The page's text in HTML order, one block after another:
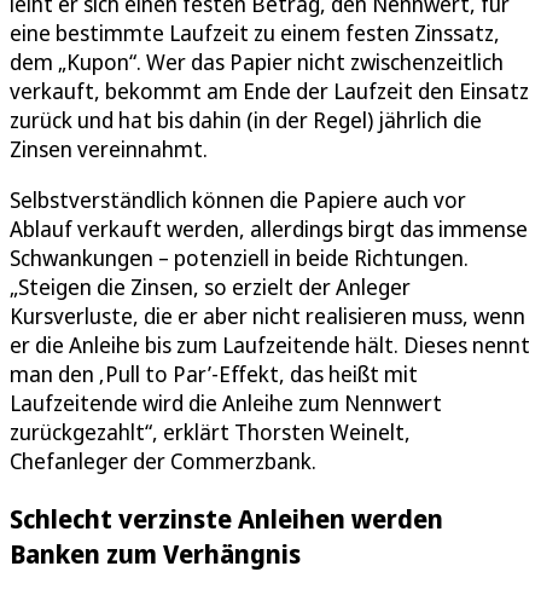
eine bestimmte Laufzeit zu einem festen Zinssatz,
dem „Kupon“. Wer das Papier nicht zwischenzeitlich
verkauft, bekommt am Ende der Laufzeit den Einsatz
zurück und hat bis dahin (in der Regel) jährlich die
Zinsen vereinnahmt.
Selbstverständlich können die Papiere auch vor
Ablauf verkauft werden, allerdings birgt das immense
Schwankungen – potenziell in beide Richtungen.
„Steigen die Zinsen, so erzielt der Anleger
Kursverluste, die er aber nicht realisieren muss, wenn
er die Anleihe bis zum Laufzeitende hält. Dieses nennt
man den ‚Pull to Par’-Effekt, das heißt mit
Laufzeitende wird die Anleihe zum Nennwert
zurückgezahlt“, erklärt Thorsten Weinelt,
Chefanleger der Commerzbank.
Schlecht verzinste Anleihen werden
Banken zum Verhängnis